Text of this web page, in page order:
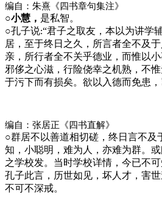
编自：朱熹《四书章句集注》
○小慧， 是私智。
○孔子说:“君子之取友，本以为讲学
居，至于终日之久，所言者全不及
亲，所行者全不关乎德业，而惟以
邪侈之心滋，行险侥幸之机熟，不
于污下而有损矣。欲以入德而免患
编自：张居正《四书直解》
○群居不以善道相切磋，终日言不及
知，小聪明，难为人，亦难为群。
之学校发。当时学校详情，今已不
孔子此言，历世如见，坏人才，害
不可不深戒。